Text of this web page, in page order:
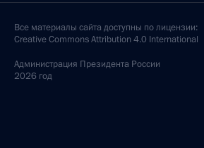
Все материалы сайта доступны по лицензии:
Creative Commons Attribution 4.0 International
Администрация Президента России
2026 год